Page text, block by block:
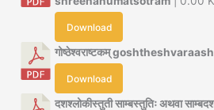
Download
गोष्ठेश्वराष्टकम्
Download
दशश्लोकीस्तुती साम्बस्तुतिः अथवा